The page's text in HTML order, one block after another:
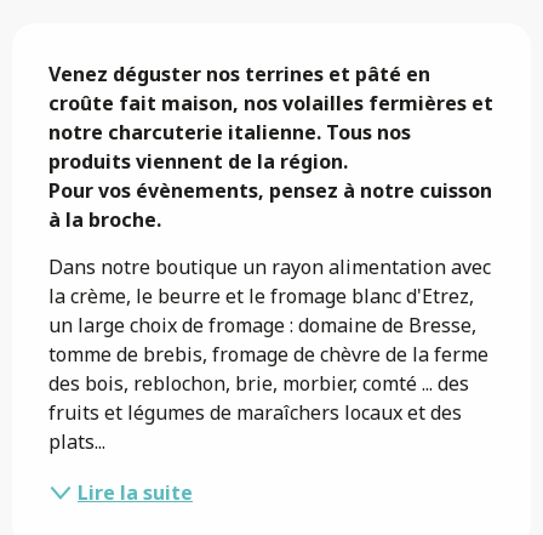
Venez déguster nos terrines et pâté en
croûte fait maison, nos volailles fermières et
notre charcuterie italienne. Tous nos
produits viennent de la région.
Pour vos évènements, pensez à notre cuisson
à la broche.
Dans notre boutique un rayon alimentation avec
la crème, le beurre et le fromage blanc d'Etrez,
un large choix de fromage : domaine de Bresse,
tomme de brebis, fromage de chèvre de la ferme
des bois, reblochon, brie, morbier, comté ... des
fruits et légumes de maraîchers locaux et des
plats...
Lire la suite